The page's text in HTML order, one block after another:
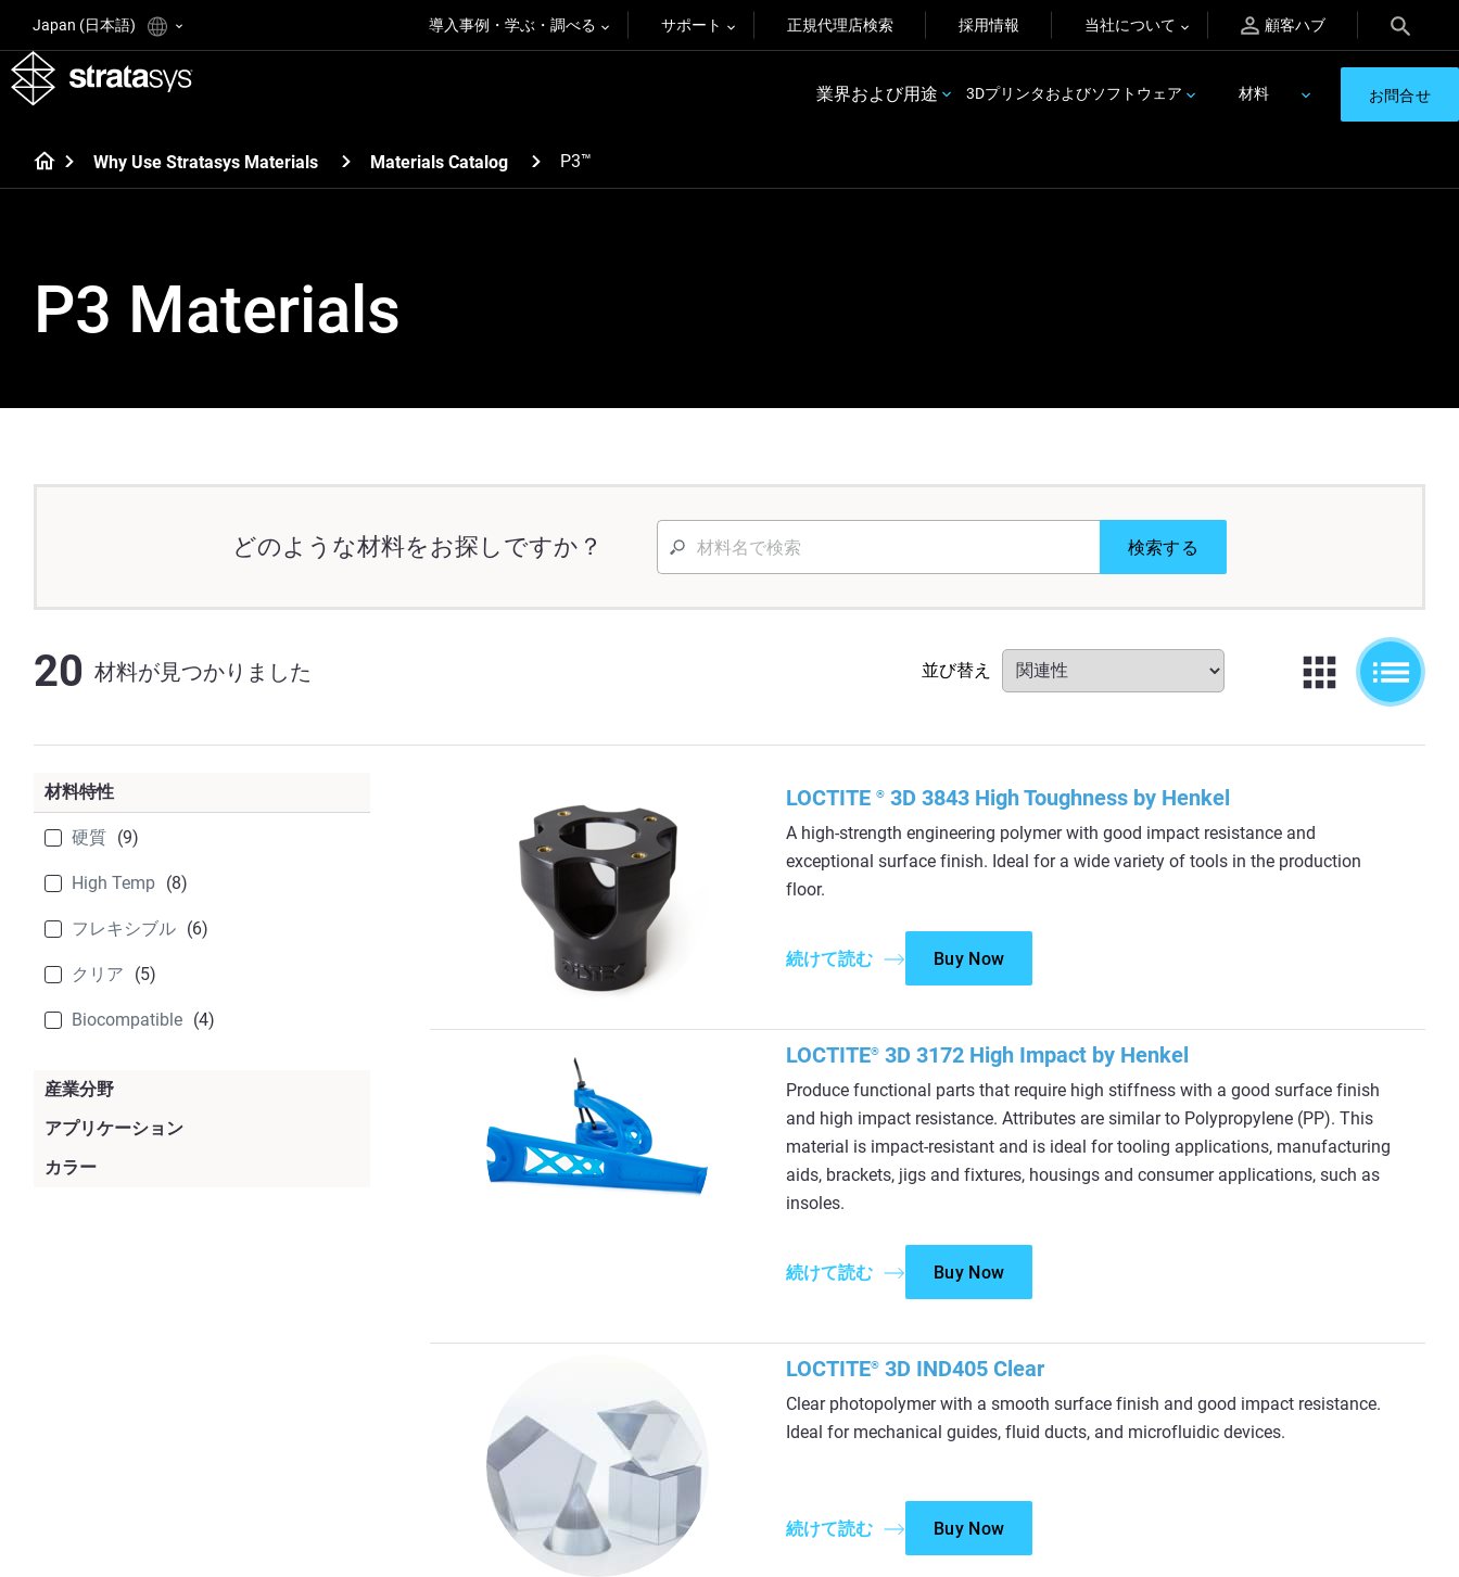
Japan (日本語) 導入事例・学ぶ・調べる サポート 正規代理店検索 採用情報 当社について 顧客ハブ
業界および用途 3Dプリンタおよびソフトウェア 材料 お問合せ
Why Use Stratasys Materials Materials Catalog P3™
P3 Materials
どのような材料をお探しですか？ 検索する
20 材料が見つかりました 並び替え
材料特性
硬質 (9)
High Temp (8)
フレキシブル (6)
クリア (5)
Biocompatible (4)
産業分野
消費財 (17)
自働車
アプリケーション
治具・固定具
カラー
LOCTITE ® 3D 3843 High Toughness by Henkel
A high-strength engineering polymer with good impact resistance and
exceptional surface finish. Ideal for a wide variety of tools in the production
floor.
続けて読む Buy Now
LOCTITE® 3D 3172 High Impact by Henkel
Produce functional parts that require high stiffness with a good surface finish
and high impact resistance. Attributes are similar to Polypropylene (PP). This
material is impact-resistant and is ideal for tooling applications, manufacturing
aids, brackets, jigs and fixtures, housings and consumer applications, such as
insoles.
続けて読む Buy Now
LOCTITE® 3D IND405 Clear
Clear photopolymer with a smooth surface finish and good impact resistance.
Ideal for mechanical guides, fluid ducts, and microfluidic devices.
続けて読む Buy Now